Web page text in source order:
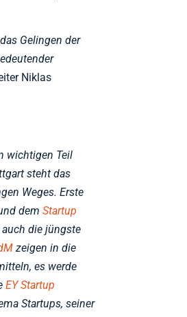
Gelingen der
Niklas
wichtigen Teil
steht das
Weges. Erste
demStartup
auch die jüngste
zeigen in die
es werde
EY Startup
Startups, seiner